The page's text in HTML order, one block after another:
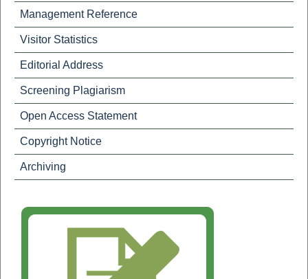
Management Reference
Visitor Statistics
Editorial Address
Screening Plagiarism
Open Access Statement
Copyright Notice
Archiving